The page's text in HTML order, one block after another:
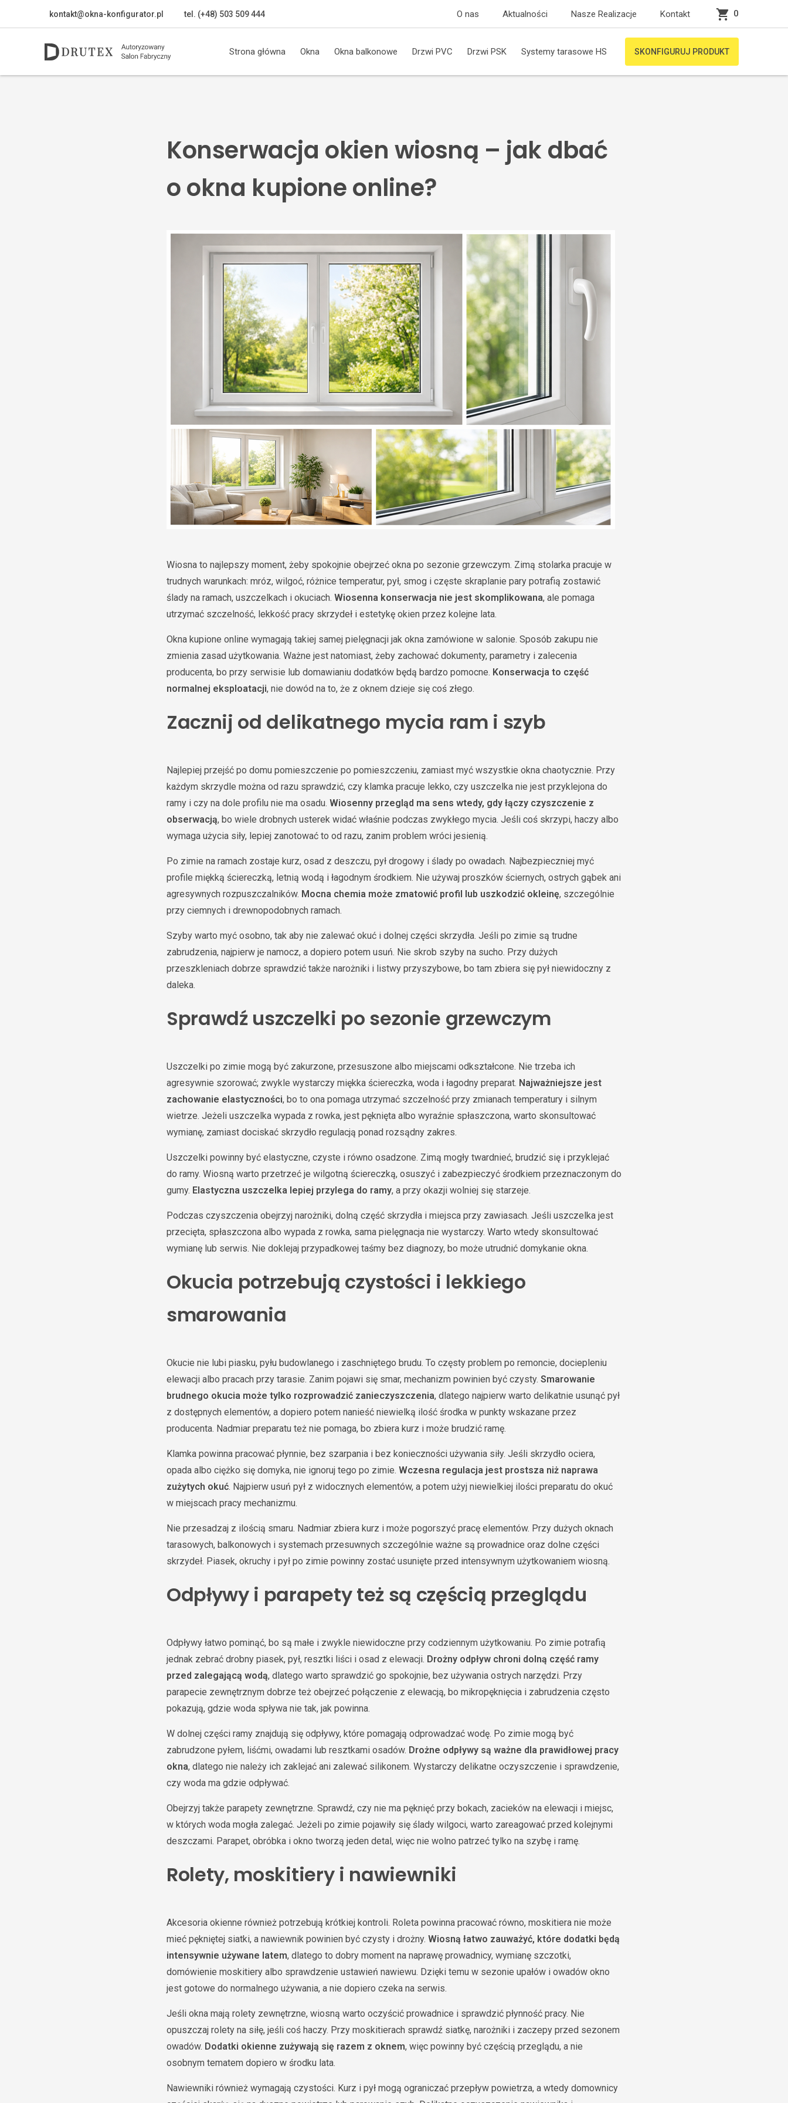
kontakt@okna-konfigurator.pl tel. (+48) 503 509 444 O nas Aktualności Nasze Realizacje Kontakt 0
Strona główna Okna Okna balkonowe Drzwi PVC Drzwi PSK Systemy tarasowe HS SKONFIGURUJ PRODUKT
Konserwacja okien wiosną – jak dbać
o okna kupione online?
Wiosna to najlepszy moment, żeby spokojnie obejrzeć okna po sezonie grzewczym. Zimą stolarka pracuje w
trudnych warunkach: mróz, wilgoć, różnice temperatur, pył, smog i częste skraplanie pary potrafią zostawić
ślady na ramach, uszczelkach i okuciach. Wiosenna konserwacja nie jest skomplikowana, ale pomaga
utrzymać szczelność, lekkość pracy skrzydeł i estetykę okien przez kolejne lata.
Okna kupione online wymagają takiej samej pielęgnacji jak okna zamówione w salonie. Sposób zakupu nie
zmienia zasad użytkowania. Ważne jest natomiast, żeby zachować dokumenty, parametry i zalecenia
producenta, bo przy serwisie lub domawianiu dodatków będą bardzo pomocne. Konserwacja to część
normalnej eksploatacji, nie dowód na to, że z oknem dzieje się coś złego.
Zacznij od delikatnego mycia ram i szyb
Najlepiej przejść po domu pomieszczenie po pomieszczeniu, zamiast myć wszystkie okna chaotycznie. Przy
każdym skrzydle można od razu sprawdzić, czy klamka pracuje lekko, czy uszczelka nie jest przyklejona do
ramy i czy na dole profilu nie ma osadu. Wiosenny przegląd ma sens wtedy, gdy łączy czyszczenie z
obserwacją, bo wiele drobnych usterek widać właśnie podczas zwykłego mycia. Jeśli coś skrzypi, haczy albo
wymaga użycia siły, lepiej zanotować to od razu, zanim problem wróci jesienią.
Po zimie na ramach zostaje kurz, osad z deszczu, pył drogowy i ślady po owadach. Najbezpieczniej myć
profile miękką ściereczką, letnią wodą i łagodnym środkiem. Nie używaj proszków ściernych, ostrych gąbek ani
agresywnych rozpuszczalników. Mocna chemia może zmatowić profil lub uszkodzić okleinę, szczególnie
przy ciemnych i drewnopodobnych ramach.
Szyby warto myć osobno, tak aby nie zalewać okuć i dolnej części skrzydła. Jeśli po zimie są trudne
zabrudzenia, najpierw je namocz, a dopiero potem usuń. Nie skrob szyby na sucho. Przy dużych
przeszkleniach dobrze sprawdzić także narożniki i listwy przyszybowe, bo tam zbiera się pył niewidoczny z
daleka.
Sprawdź uszczelki po sezonie grzewczym
Uszczelki po zimie mogą być zakurzone, przesuszone albo miejscami odkształcone. Nie trzeba ich
agresywnie szorować; zwykle wystarczy miękka ściereczka, woda i łagodny preparat. Najważniejsze jest
zachowanie elastyczności, bo to ona pomaga utrzymać szczelność przy zmianach temperatury i silnym
wietrze. Jeżeli uszczelka wypada z rowka, jest pęknięta albo wyraźnie spłaszczona, warto skonsultować
wymianę, zamiast dociskać skrzydło regulacją ponad rozsądny zakres.
Uszczelki powinny być elastyczne, czyste i równo osadzone. Zimą mogły twardnieć, brudzić się i przyklejać
do ramy. Wiosną warto przetrzeć je wilgotną ściereczką, osuszyć i zabezpieczyć środkiem przeznaczonym do
gumy. Elastyczna uszczelka lepiej przylega do ramy, a przy okazji wolniej się starzeje.
Podczas czyszczenia obejrzyj narożniki, dolną część skrzydła i miejsca przy zawiasach. Jeśli uszczelka jest
przecięta, spłaszczona albo wypada z rowka, sama pielęgnacja nie wystarczy. Warto wtedy skonsultować
wymianę lub serwis. Nie doklejaj przypadkowej taśmy bez diagnozy, bo może utrudnić domykanie okna.
Okucia potrzebują czystości i lekkiego
smarowania
Okucie nie lubi piasku, pyłu budowlanego i zaschniętego brudu. To częsty problem po remoncie, dociepleniu
elewacji albo pracach przy tarasie. Zanim pojawi się smar, mechanizm powinien być czysty. Smarowanie
brudnego okucia może tylko rozprowadzić zanieczyszczenia, dlatego najpierw warto delikatnie usunąć pył
z dostępnych elementów, a dopiero potem nanieść niewielką ilość środka w punkty wskazane przez
producenta. Nadmiar preparatu też nie pomaga, bo zbiera kurz i może brudzić ramę.
Klamka powinna pracować płynnie, bez szarpania i bez konieczności używania siły. Jeśli skrzydło ociera,
opada albo ciężko się domyka, nie ignoruj tego po zimie. Wczesna regulacja jest prostsza niż naprawa
zużytych okuć. Najpierw usuń pył z widocznych elementów, a potem użyj niewielkiej ilości preparatu do okuć
w miejscach pracy mechanizmu.
Nie przesadzaj z ilością smaru. Nadmiar zbiera kurz i może pogorszyć pracę elementów. Przy dużych oknach
tarasowych, balkonowych i systemach przesuwnych szczególnie ważne są prowadnice oraz dolne części
skrzydeł. Piasek, okruchy i pył po zimie powinny zostać usunięte przed intensywnym użytkowaniem wiosną.
Odpływy i parapety też są częścią przeglądu
Odpływy łatwo pominąć, bo są małe i zwykle niewidoczne przy codziennym użytkowaniu. Po zimie potrafią
jednak zebrać drobny piasek, pył, resztki liści i osad z elewacji. Drożny odpływ chroni dolną część ramy
przed zalegającą wodą, dlatego warto sprawdzić go spokojnie, bez używania ostrych narzędzi. Przy
parapecie zewnętrznym dobrze też obejrzeć połączenie z elewacją, bo mikropęknięcia i zabrudzenia często
pokazują, gdzie woda spływa nie tak, jak powinna.
W dolnej części ramy znajdują się odpływy, które pomagają odprowadzać wodę. Po zimie mogą być
zabrudzone pyłem, liśćmi, owadami lub resztkami osadów. Drożne odpływy są ważne dla prawidłowej pracy
okna, dlatego nie należy ich zaklejać ani zalewać silikonem. Wystarczy delikatne oczyszczenie i sprawdzenie,
czy woda ma gdzie odpływać.
Obejrzyj także parapety zewnętrzne. Sprawdź, czy nie ma pęknięć przy bokach, zacieków na elewacji i miejsc,
w których woda mogła zalegać. Jeżeli po zimie pojawiły się ślady wilgoci, warto zareagować przed kolejnymi
deszczami. Parapet, obróbka i okno tworzą jeden detal, więc nie wolno patrzeć tylko na szybę i ramę.
Rolety, moskitiery i nawiewniki
Akcesoria okienne również potrzebują krótkiej kontroli. Roleta powinna pracować równo, moskitiera nie może
mieć pękniętej siatki, a nawiewnik powinien być czysty i drożny. Wiosną łatwo zauważyć, które dodatki będą
intensywnie używane latem, dlatego to dobry moment na naprawę prowadnicy, wymianę szczotki,
domówienie moskitiery albo sprawdzenie ustawień nawiewu. Dzięki temu w sezonie upałów i owadów okno
jest gotowe do normalnego używania, a nie dopiero czeka na serwis.
Jeśli okna mają rolety zewnętrzne, wiosną warto oczyścić prowadnice i sprawdzić płynność pracy. Nie
opuszczaj rolety na siłę, jeśli coś haczy. Przy moskitierach sprawdź siatkę, narożniki i zaczepy przed sezonem
owadów. Dodatki okienne zużywają się razem z oknem, więc powinny być częścią przeglądu, a nie
osobnym tematem dopiero w środku lata.
Nawiewniki również wymagają czystości. Kurz i pył mogą ograniczać przepływ powietrza, a wtedy domownicy